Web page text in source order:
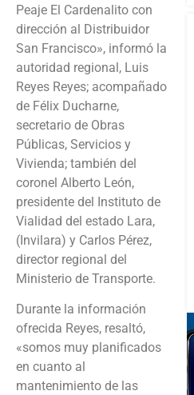
Peaje El Cardenalito con
dirección al Distribuidor
San Francisco», informó la
autoridad regional, Luis
Reyes Reyes; acompañado
de Félix Ducharne,
secretario de Obras
Públicas, Servicios y
Vivienda; también del
coronel Alberto León,
presidente del Instituto de
Vialidad del estado Lara,
(Invilara) y Carlos Pérez,
director regional del
Ministerio de Transporte.
Durante la información
ofrecida Reyes, resaltó,
«somos muy planificados
en cuanto al
mantenimiento de las